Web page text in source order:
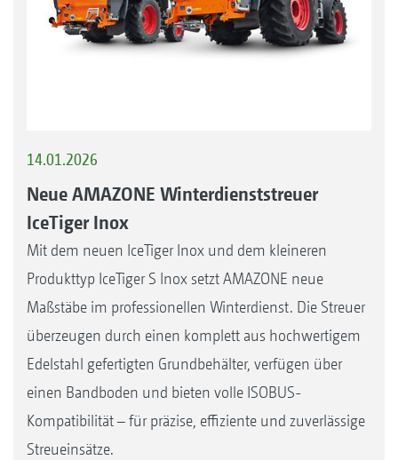
14.01.2026
Neue AMAZONE Winterdienststreuer
IceTiger Inox
Mit dem neuen IceTiger Inox und dem kleineren
Produkttyp IceTiger S Inox setzt AMAZONE neue
Maßstäbe im professionellen Winterdienst. Die Streuer
überzeugen durch einen komplett aus hochwertigem
Edelstahl gefertigten Grundbehälter, verfügen über
einen Bandboden und bieten volle ISOBUS-
Kompatibilität – für präzise, effiziente und zuverlässige
Streueinsätze.